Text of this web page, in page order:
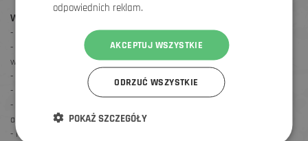
Wyjątkowa odporność i sztywność
- Precyzyjne i silne hamowanie w każdej sytuacji
- Antykorozyjna powłoka – ochrona przed rdzą, nawet w trudnych
warunkach
- Samoczyszcząca konstrukcja – idealna do jazdy w błocie i deszczu
- Równomierne zużycie klocków – stabilna siła hamowania
- Wysoka odporność na przegrzewanie – niezawodność podczas
agresywnej jazdy
- Niska masa rotacyjna – lepsza efektywność i responsywność
odpowiednich reklam.
AKCEPTUJ WSZYSTKIE
ODRZUĆ WSZYSTKIE
POKAŻ SZCZEGÓŁY